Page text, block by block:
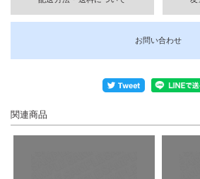
お問い合わせ
関連商品